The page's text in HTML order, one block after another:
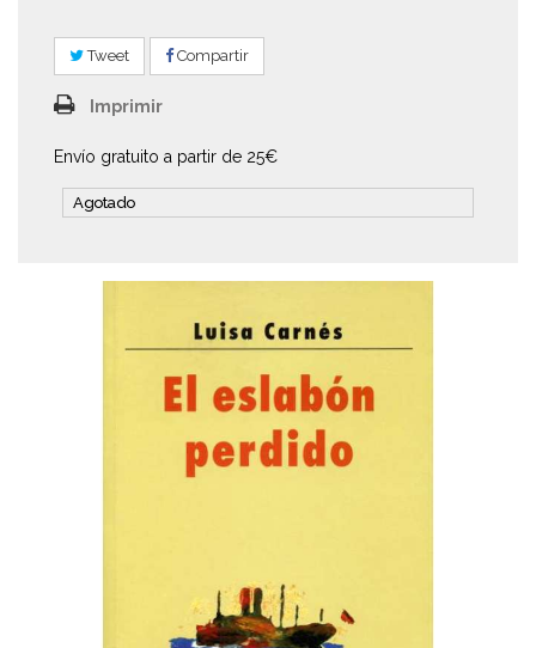
Tweet Compartir
Imprimir
Envío gratuito a partir de 25€
Agotado